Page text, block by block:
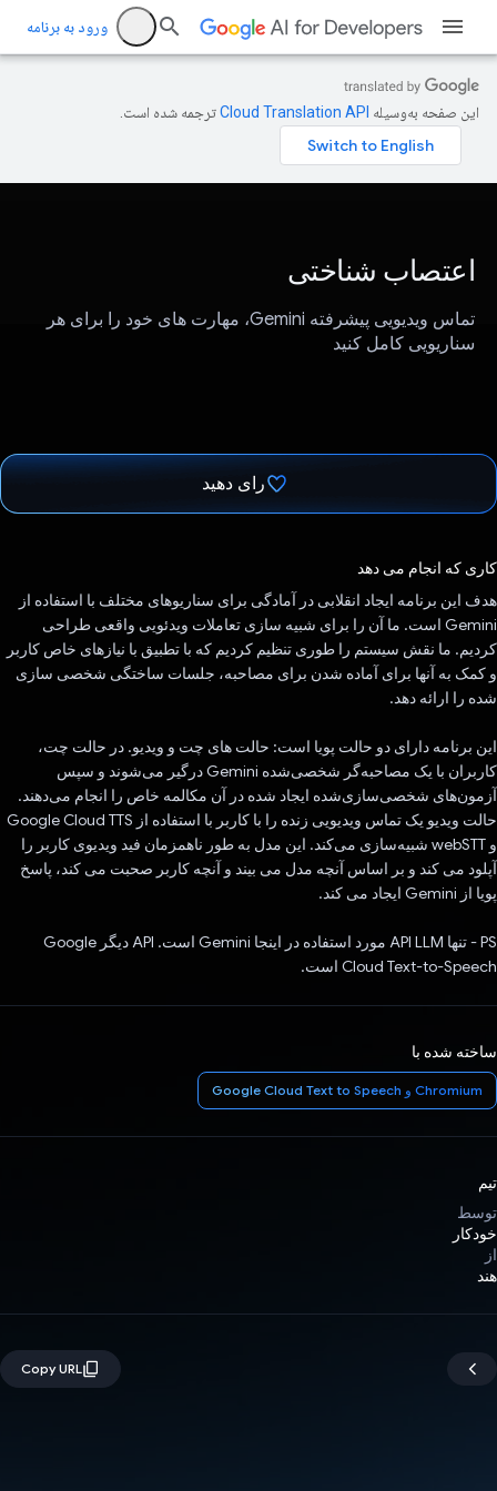
ورود به برنامه
این صفحه به‌وسیله ترجمه شده است.
اعتصاب شناختی
تماس ویدیویی پیشرفته Gemini، مهارت های خود را برای هر
سناریویی کامل کنید
رای دهید
کاری که انجام می دهد
هدف این برنامه ایجاد انقلابی در آمادگی برای سناریوهای مختلف با استفاده از
Gemini است. ما آن را برای شبیه سازی تعاملات ویدئویی واقعی طراحی
کردیم. ما نقش سیستم را طوری تنظیم کردیم که با تطبیق با نیازهای خاص کاربر
و کمک به آنها برای آماده شدن برای مصاحبه، جلسات ساختگی شخصی سازی
شده را ارائه دهد.
این برنامه دارای دو حالت پویا است: حالت های چت و ویدیو. در حالت چت،
کاربران با یک مصاحبه‌گر شخصی‌شده Gemini درگیر می‌شوند و سپس
آزمون‌های شخصی‌سازی‌شده ایجاد شده در آن مکالمه خاص را انجام می‌دهند.
حالت ویدیو یک تماس ویدیویی زنده را با کاربر با استفاده از Google Cloud TTS
و webSTT شبیه‌سازی می‌کند. این مدل به طور ناهمزمان فید ویدیوی کاربر را
آپلود می کند و بر اساس آنچه مدل می بیند و آنچه کاربر صحبت می کند، پاسخ
پویا از Gemini ایجاد می کند.
PS - تنها API LLM مورد استفاده در اینجا Gemini است. API دیگر Google
Cloud Text-to-Speech است.
ساخته شده با
Chromium و Google Cloud Text to Speech
تیم
توسط
خودکار
از
هند